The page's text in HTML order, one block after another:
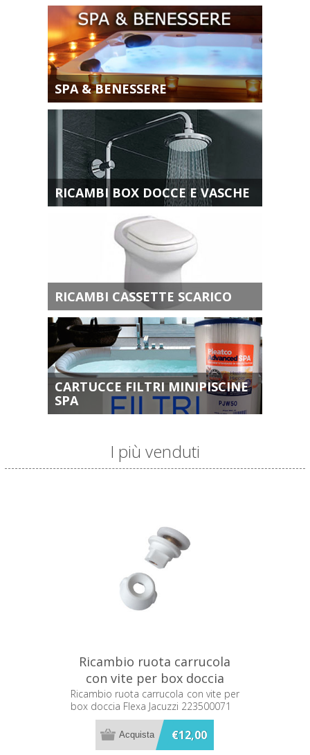
SPA & BENESSERE
RICAMBI BOX DOCCE E VASCHE
RICAMBI CASSETTE SCARICO
CARTUCCE FILTRI MINIPISCINE
SPA
I più venduti
Ricambio ruota carrucola
con vite per box doccia
Flexa Jacuzzi 223500071
Ricambio ruota carrucola con vite per
box doccia Flexa Jacuzzi 223500071
€12,00